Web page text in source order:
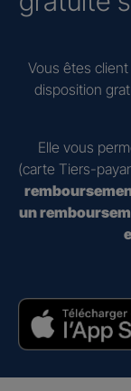
Vous êtes
disposition
Elle vous
(carte Tiers-
un